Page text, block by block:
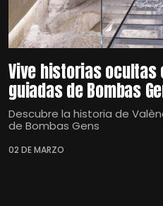
Vive historias
guiadas de Bombas
Descubre la historia de
de Bombas Gens
02 DE MARZO